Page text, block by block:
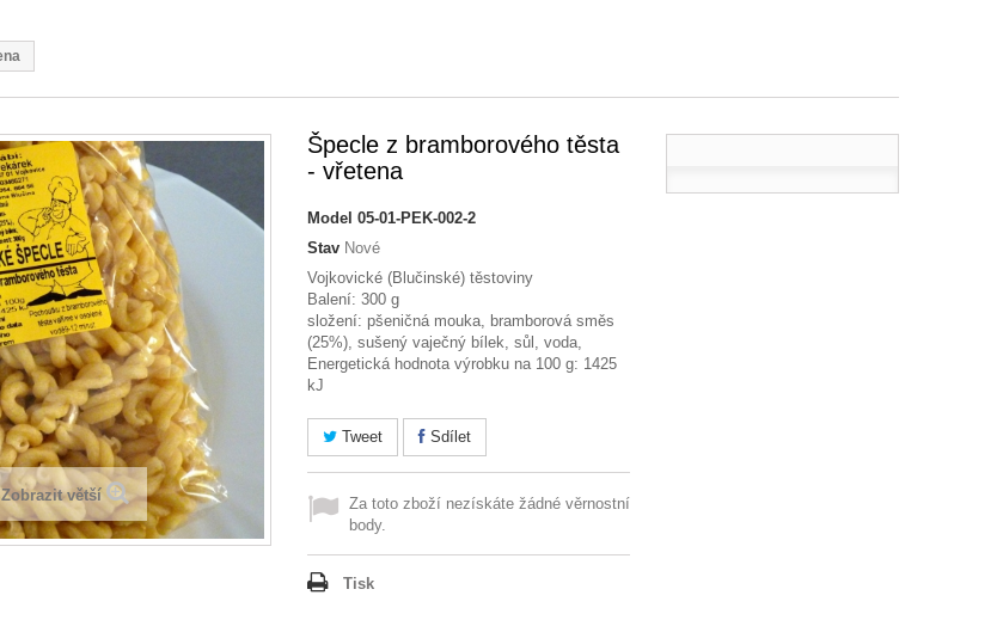
Zobrazit větší
Špecle z bramborového těsta
- vřetena
Model 05-01-PEK-002-2
Stav Nové
Vojkovické (Blučinské) těstoviny
Balení: 300 g
složení: pšeničná mouka, bramborová směs
(25%), sušený vaječný bílek, sůl, voda,
Energetická hodnota výrobku na 100 g: 1425
kJ
Tweet Sdílet
Za toto zboží nezískáte žádné věrnostní
body.
Tisk